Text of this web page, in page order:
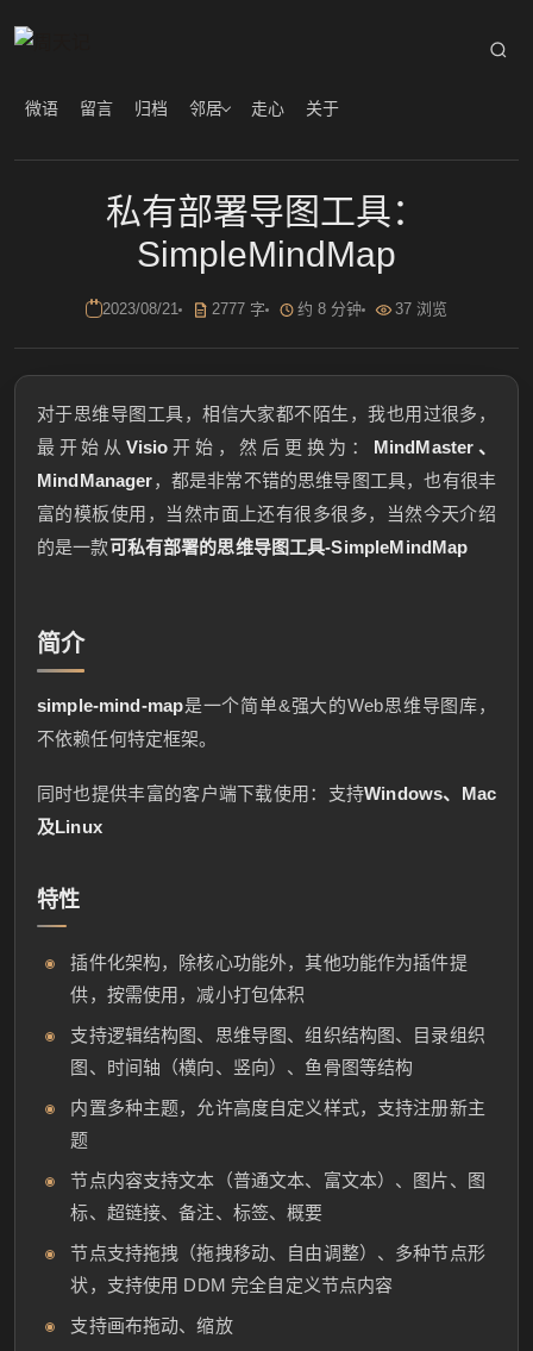
微语 留言 归档 邻居 走心 关于
私有部署导图工具：
SimpleMindMap
2023/08/21 2777 字 约 8 分钟 37 浏览
对于思维导图工具，相信大家都不陌生，我也用过很多，
最开始从 Visio 开始，然后更换为： MindMaster、
MindManager，都是非常不错的思维导图工具，也有很丰
富的模板使用，当然市面上还有很多很多，当然今天介绍
的是一款可私有部署的思维导图工具-SimpleMindMap
简介
simple-mind-map是一个简单&强大的Web思维导图库，
不依赖任何特定框架。
同时也提供丰富的客户端下载使用：支持Windows、Mac
及Linux
特性
插件化架构，除核心功能外，其他功能作为插件提
供，按需使用，减小打包体积
支持逻辑结构图、思维导图、组织结构图、目录组织
图、时间轴（横向、竖向）、鱼骨图等结构
内置多种主题，允许高度自定义样式，支持注册新主
题
节点内容支持文本（普通文本、富文本）、图片、图
标、超链接、备注、标签、概要
节点支持拖拽（拖拽移动、自由调整）、多种节点形
状，支持使用 DDM 完全自定义节点内容
支持画布拖动、缩放